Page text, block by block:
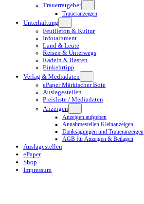
Trauerratgeber
Traueranzeigen
Unterhaltung
Feuilleton & Kultur
Infotainment
Land & Leute
Reisen & Unterwegs
Radeln & Rasten
Einkehrtipp
Verlag & Mediadaten
ePaper Märkischer Bote
Auslagestellen
Preisliste / Mediadaten
Anzeigen
Anzeigen aufgeben
Annahmestellen Kleinanzeigen
Danksagungen und Traueranzeigen
AGB für Anzeigen & Beilagen
Auslagestellen
ePaper
Shop
Impressum